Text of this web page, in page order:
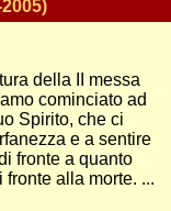
della II messa
cominciato ad
Spirito, che ci
e a sentire
fronte a quanto
alla morte. ...